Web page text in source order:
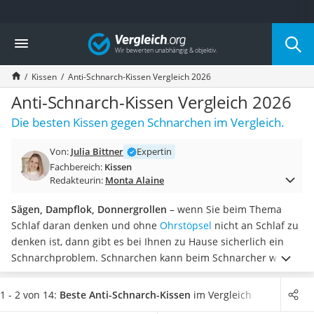
Die beliebtesten Vergleiche nach Kategorie
Wohnen
Matratzen-Topper
Matratzen
Konferenzlautsprecher
Tageslichtlampe
Badlüfter
Bürohocker
Außenleuchte mit Kamera
Akku-Tischlampe
Konferenzmikrofon
Klappmatratze
Duschkopf mit Kalkfilter
Aktenvernichter Sicherheitsstufe 4
Bettgitter
Vergleich
Kissen Anti-Schnarch-Kissen Vergleich 2026
Anti-Schnarch-Kissen Vergleich 2026
Die besten Kissen gegen Schnarchen im Vergleich.
Von: Julia Bittner
Expertin
Fachbereich: Kissen
Redakteurin: Monta Alaine
Sägen, Dampflok, Donnergrollen – wenn Sie beim Thema
Schlaf daran denken und ohne Ohrstöpsel nicht an Schlaf zu
denken ist, dann gibt es bei Ihnen zu Hause sicherlich ein
Schnarchproblem. Schnarchen kann beim Schnarcher wie
auch beim NebenschläferSchlafmangel verursachen.Viele
Online-Tests empfehlen spezielle Anti-Schnarch-Kissen,
1 - 2 von 14: Beste Anti-Schnarch-Kissen im Vergleich